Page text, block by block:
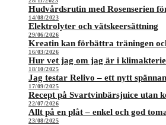
Hudvårdsrutin med Rosenserien
14/08/2023
Elektrolyter och vätskeersättning
29/06/2026
Kreatin kan förbättra träningen
16/03/2026
Hur vet jag om jag är i
18/10/2025
Jag testar Relivo – ett nytt
17/09/2025
Recept på Svartvinbärsjuice utan
22/07/2026
Allt på en plåt – enkel och god
23/08/2025